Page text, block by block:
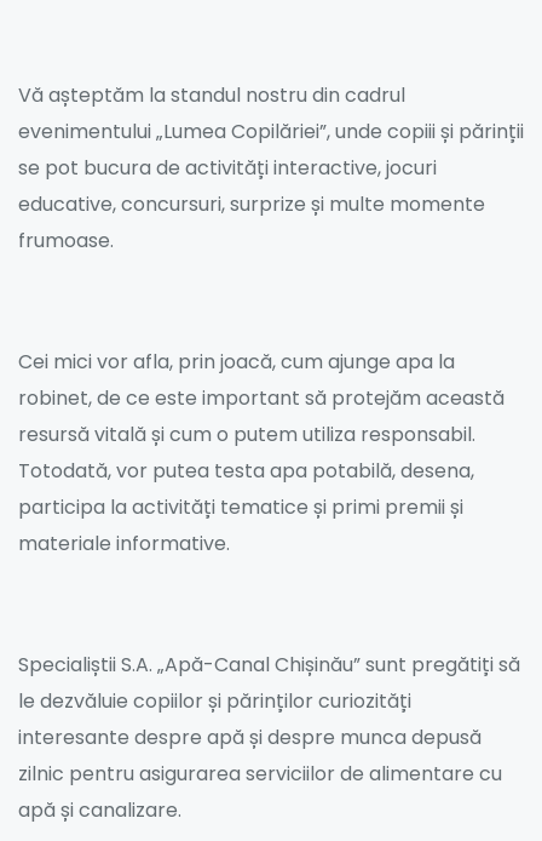
Vă așteptăm la standul nostru din cadrul
evenimentului „Lumea Copilăriei”, unde copiii și părinții
se pot bucura de activități interactive, jocuri
educative, concursuri, surprize și multe momente
frumoase.
Cei mici vor afla, prin joacă, cum ajunge apa la
robinet, de ce este important să protejăm această
resursă vitală și cum o putem utiliza responsabil.
Totodată, vor putea testa apa potabilă, desena,
participa la activități tematice și primi premii și
materiale informative.
Specialiștii S.A. „Apă-Canal Chișinău” sunt pregătiți să
le dezvăluie copiilor și părinților curiozități
interesante despre apă și despre munca depusă
zilnic pentru asigurarea serviciilor de alimentare cu
apă și canalizare.